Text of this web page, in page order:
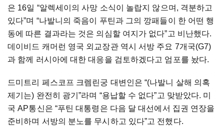
은 16일 “알렉세이의 사망 소식이 놀랍지 않으며, 격분하고
있다”며 “나발니의 죽음이 푸틴과 그의 깡패들이 한 어떤 행
동에 따른 결과라는 것은 의심할 여지가 없다”고 비난했다.
데이비드 캐머런 영국 외교장관 역시 서방 주요 7개국(G7)
과 함께 러시아에 대한 대응을 검토하겠다고 엄포를 놨다.
드미트리 페스코프 크렘린궁 대변인은 “(나발니 살해 의혹
제기는) 완전히 광기”라며 “용납할 수 없다”고 맞받았다. 미
국 AP통신은 “푸틴 대통령은 다음 달 대선에서 집권 연장을
준비하며 서방의 분노를 무시하고 있다”고 전했다.